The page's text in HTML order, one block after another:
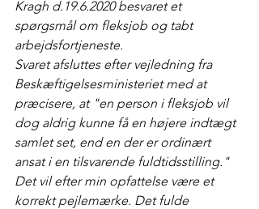
Kragh d.19.6.2020 besvaret et
spørgsmål om fleksjob og tabt
arbejdsfortjeneste.
Svaret afsluttes efter vejledning fra
Beskæftigelsesministeriet med at
præcisere, at "en person i fleksjob vil
dog aldrig kunne få en højere indtægt
samlet set, end en der er ordinært
ansat i en tilsvarende fuldtidsstilling."
Det vil efter min opfattelse være et
korrekt pejlemærke. Det fulde